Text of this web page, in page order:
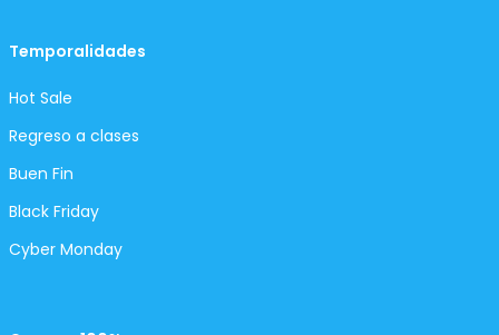
Temporalidades
Hot Sale
Regreso a clases
Buen Fin
Black Friday
Cyber Monday